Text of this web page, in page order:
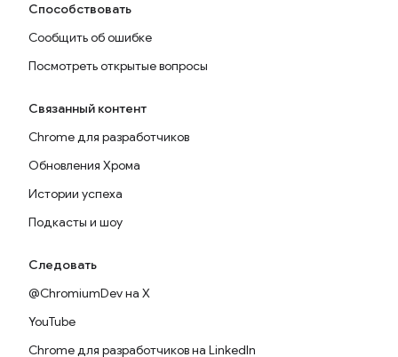
Способствовать
Сообщить об ошибке
Посмотреть открытые вопросы
Связанный контент
Chrome для разработчиков
Обновления Хрома
Истории успеха
Подкасты и шоу
Следовать
@ChromiumDev на X
YouTube
Chrome для разработчиков на LinkedIn